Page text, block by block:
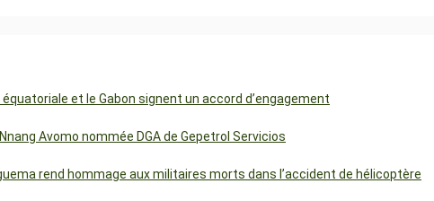
et le Gabon signent un accord d’engagement
Avomo nommée DGA de Gepetrol Servicios
rend hommage aux militaires morts dans l’accident de hélicoptère